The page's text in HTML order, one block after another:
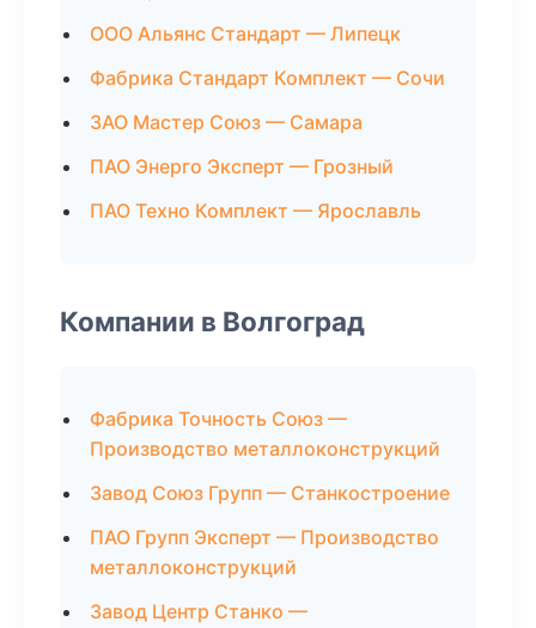
ООО Альянс Стандарт — Липецк
Фабрика Стандарт Комплект — Сочи
ЗАО Мастер Союз — Самара
ПАО Энерго Эксперт — Грозный
ПАО Техно Комплект — Ярославль
Компании в Волгоград
Фабрика Точность Союз —
Производство металлоконструкций
Завод Союз Групп — Станкостроение
ПАО Групп Эксперт — Производство
металлоконструкций
Завод Центр Станко —